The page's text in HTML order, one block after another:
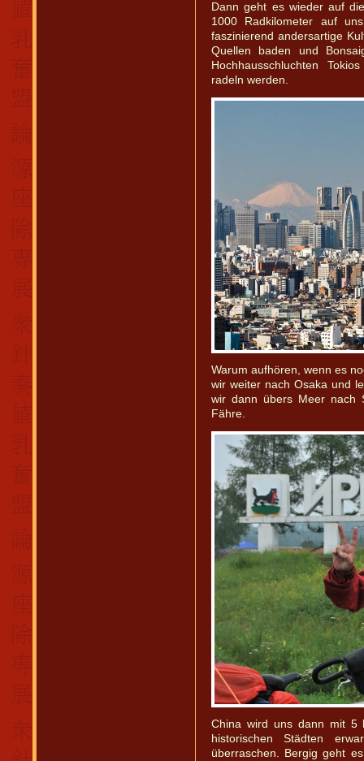
Dann geht es wieder auf
1000 Radkilometer auf
faszinierend andersartige
Quellen baden und
Hochhausschluchten
radeln werden.
Warum aufhören, wenn es
wir weiter nach Osaka und
wir dann übers Meer nach
Fähre.
China wird uns dann mit 5
historischen Städten
überraschen. Bergig geht